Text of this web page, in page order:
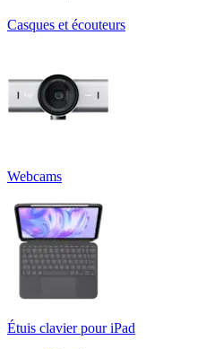
Casques et écouteurs
Webcams
Étuis clavier pour iPad